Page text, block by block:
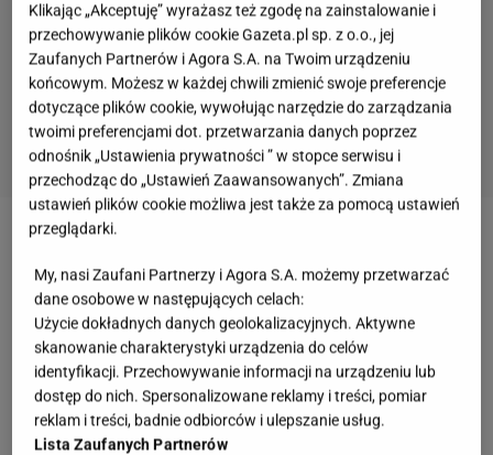
W odcinku 46. programu "Ewa Gotuje" pojawił się
przepis naracuchy z jabłkami. Ewa Wachowicz
gościła wówczas Jadzię Nalepę, stąd nazwa
placków: racuchy a'la Jadzia. Recepturę można też
znaleźć na oficjalnej stronie internetowej
Klikając „Akceptuję” wyrażasz też zgodę na zainstalowanie i
przechowywanie plików cookie Gazeta.pl sp. z o.o., jej
Zaufanych Partnerów i Agora S.A. na Twoim urządzeniu
końcowym. Możesz w każdej chwili zmienić swoje preferencje
dotyczące plików cookie, wywołując narzędzie do zarządzania
twoimi preferencjami dot. przetwarzania danych poprzez
odnośnik „Ustawienia prywatności ” w stopce serwisu i
przechodząc do „Ustawień Zaawansowanych”. Zmiana
ustawień plików cookie możliwa jest także za pomocą ustawień
przeglądarki.
My, nasi Zaufani Partnerzy i Agora S.A. możemy przetwarzać
dane osobowe w następujących celach:
Użycie dokładnych danych geolokalizacyjnych. Aktywne
skanowanie charakterystyki urządzenia do celów
identyfikacji. Przechowywanie informacji na urządzeniu lub
dostęp do nich. Spersonalizowane reklamy i treści, pomiar
reklam i treści, badnie odbiorców i ulepszanie usług.
Lista Zaufanych Partnerów